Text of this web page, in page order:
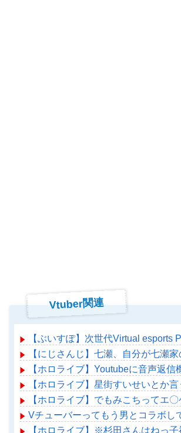
Vtuber関連
【ぶいすぽ】次世代Virtual esports
【にじさんじ】七瀬、自分が七瀬
【ホロライブ】Youtubeに音声返
【ホロライブ】星街すいせいとか
【ホロライブ】でもみこちってエ
Vチューバーってもう男とコラボし
【ホロライブ】※杉田さんはねっ子